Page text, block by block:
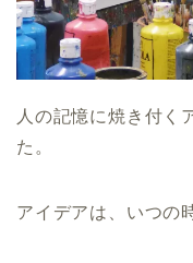
人の記憶に焼き付く
た。
アイデアは、いつの